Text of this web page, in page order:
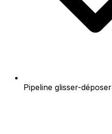
Pipeline glisser-déposer